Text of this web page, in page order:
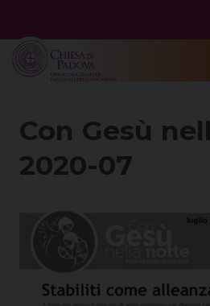
content
Con Gesù
2020-07